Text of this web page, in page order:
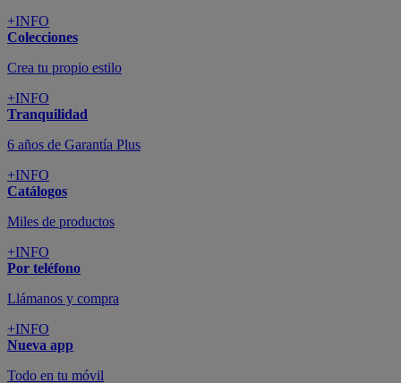
+INFO
Colecciones
Crea tu propio estilo
+INFO
Tranquilidad
6 años de Garantía Plus
+INFO
Catálogos
Miles de productos
+INFO
Por teléfono
Llámanos y compra
+INFO
Nueva app
Todo en tu móvil